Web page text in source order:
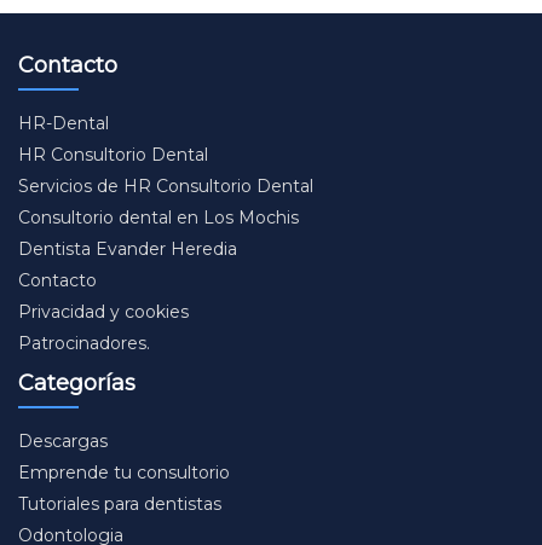
Contacto
HR-Dental
HR Consultorio Dental
Servicios de HR Consultorio Dental
Consultorio dental en Los Mochis
Dentista Evander Heredia
Contacto
Privacidad y cookies
Patrocinadores.
Categorías
Descargas
Emprende tu consultorio
Tutoriales para dentistas
Odontologia